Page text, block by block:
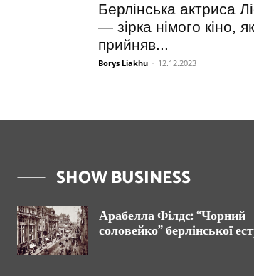
Берлінська актриса
— зірка німого кіно,
прийняв...
Borys Liakhu - 12.12.2023
SHOW BUSINESS
Арабелла Філдс: “Чорний
соловейко” берлінської